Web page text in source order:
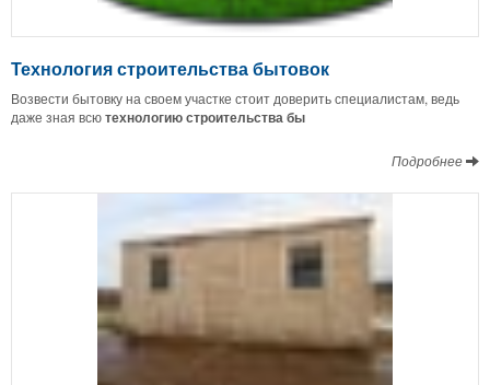
Технология строительства бытовок
Возвести бытовку на своем участке стоит доверить специалистам, ведь
даже зная всютехнологию строительства бы
Подробнее